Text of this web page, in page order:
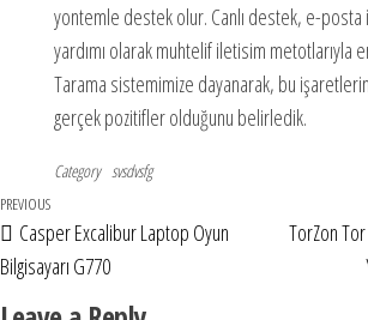
yontemle destek olur. Canlı destek, e-posta
yardımı olarak muhtelif iletisim metotlarıyla
Tarama sistemimize dayanarak, bu
gerçek pozitifler olduğunu belirledik.
Category svsdvsfg
PREVIOUS
Casper Excalibur Laptop Oyun
Bilgisayarı G770
TorZon